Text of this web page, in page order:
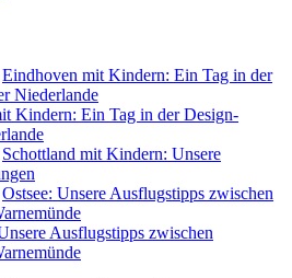
Eindhoven mit Kindern: Ein Tag in der
Niederlande
Kindern: Ein Tag in der Design-
Schottland mit Kindern: Unsere
Ostsee: Unsere Ausflugstipps zwischen
Ausflugstipps zwischen